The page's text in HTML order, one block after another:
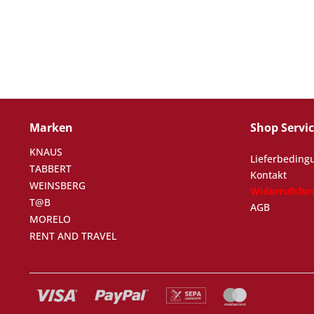
Marken
KNAUS
TABBERT
WEINSBERG
T@B
MORELO
RENT AND TRAVEL
Shop
Kontakt
AGB